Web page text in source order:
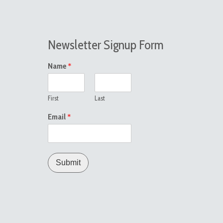
Newsletter Signup Form
Name *
First Last
Email *
Submit